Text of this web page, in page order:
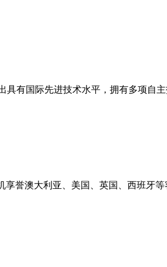
具有国际先进技术水平，拥有多项自
享誉澳大利亚、美国、英国、西班牙